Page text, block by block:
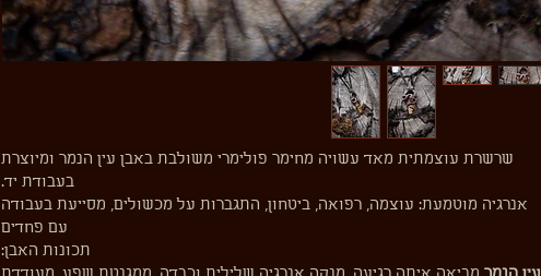
שרשרת עוצמתית מאד עשויה מחימר פולימרי משולבת באבן עין הנמר ומיוצרת
בעבודת יד.
אנרגיה מוטמעת: עוצמה, רפואה, ביטחון, התגברות על מכשולים, מסייעת בעבודה
עם פחדים
תכונות האבן: